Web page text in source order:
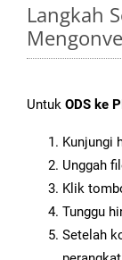
Langkah
Untuk ODS ke
Kunjungi
Unggah
Klik
Tunggu
Setelah